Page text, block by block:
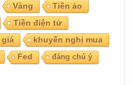
Vàng
Tiền ảo
Tiền điện tử
giá
khuyến nghị mua
Fed
đáng chú ý